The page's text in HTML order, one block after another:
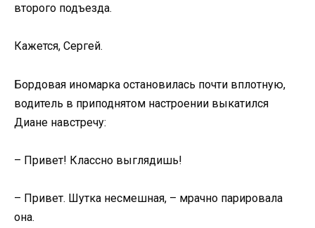
второго подъезда.
Кажется, Сергей.
Бордовая иномарка остановилась почти вплотную,
водитель в приподнятом настроении выкатился
Диане навстречу:
– Привет! Классно выглядишь!
– Привет. Шутка несмешная, – мрачно парировала
она.